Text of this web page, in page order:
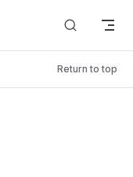
Return to top